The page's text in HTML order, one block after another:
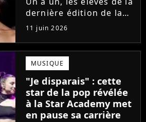
Star Academy
dernière édition de la
Star Academy se font
une place dans le nid.
Dans le sillage d'Ambre,
c'est au tour de Lily
Campa de présenter
son univers à travers...
11 juin 2026
MUSIQUE
"Je disparais" : cette
star de la pop révélée
à la Star Academy met
en pause sa carrière